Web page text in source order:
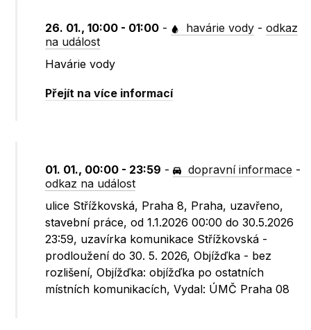
26. 01., 10:00 - 01:00 - havárie vody -odkaz
na událost
Havárie vody
Přejít na více informací
01. 01., 00:00 - 23:59 - dopravní informace -
odkaz na událost
ulice Střížkovská, Praha 8, Praha, uzavřeno,
stavební práce, od 1.1.2026 00:00 do 30.5.2026
23:59, uzavírka komunikace Střížkovská -
prodloužení do 30. 5. 2026, Objížďka - bez
rozlišení, Objížďka: objížďka po ostatních
místních komunikacích, Vydal: ÚMČ Praha 08